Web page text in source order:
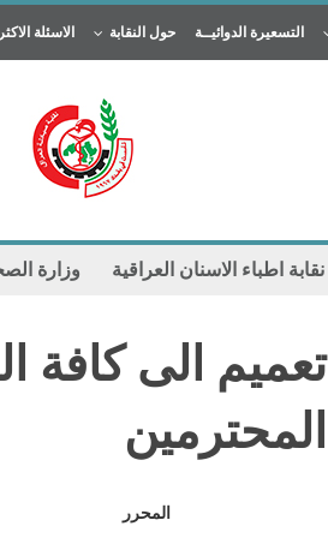
التسعيرة الدوائيــة حول النقابة الاسئلة
نقابة اطباء الاسنان العراقية وزارة
تعميم الى كافة
المحترمين
المحرر